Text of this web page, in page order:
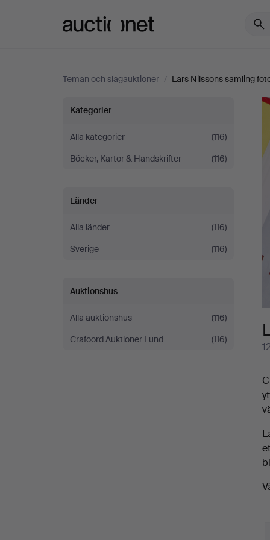
Teman och slagauktioner / Lars Nilssons samling
Lars
Nilssons
samling
fotografisk
litteratur
III
Kategorier
Alla kategorier
(116)
Böcker, Kartor & Handskrifter
(116)
Länder
Alla länder
(116)
Sverige
(116)
Auktionshus
Alla auktionshus
(116)
Crafoord Auktioner Lund
(116)